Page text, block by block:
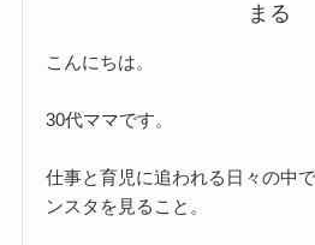
まる
こんにちは。
30代ママです。
仕事と育児に追われる日々の中
ンスタを見ること。